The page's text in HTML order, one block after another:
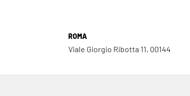
ROMA
Viale Giorgio Ribotta 11, 00144